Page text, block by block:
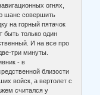
огнях,
шанс совершить
на горный пятачок
быть только один
И на все про
три минуты.
- в
близости
войск, а вертолет с
считался у